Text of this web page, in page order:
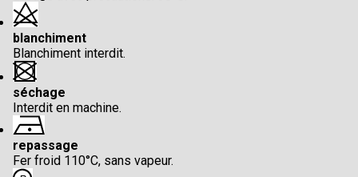
blanchiment
Blanchiment interdit.
séchage
Interdit en machine.
repassage
Fer froid 110°C, sans vapeur.